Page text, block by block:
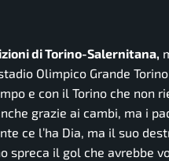
di Torino-Salernitana,
Olimpico Grande
e con il Torino che non
grazie ai cambi, ma i
ce l’ha Dia, ma il suo
spreca il gol che avrebbe